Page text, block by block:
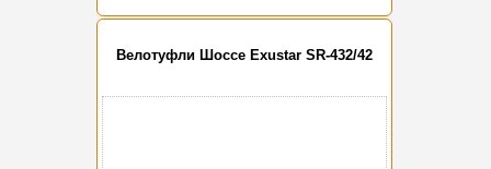
Велотуфли Шоссе Exustar SR-432/42